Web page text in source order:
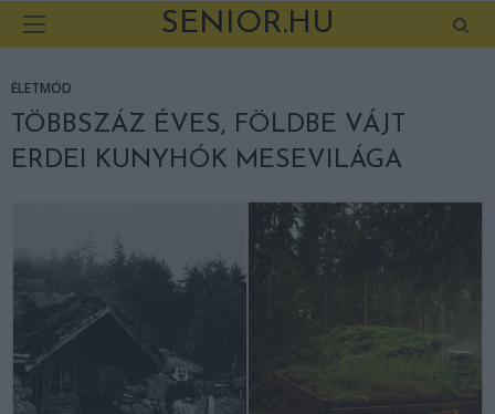
SENIOR.HU
ÉLETMÓD
TÖBBSZÁZ ÉVES, FÖLDBE VÁJT
ERDEI KUNYHÓK MESEVILÁGA